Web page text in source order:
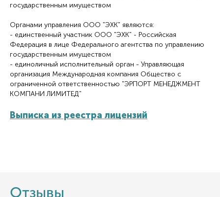
государственным имуществом
Органами управления ООО "ЭХК" являются:
- единственный участник ООО "ЭХК" - Российская
Федерация в лице Федерального агентства по управлению
государственным имуществом
- единоличный исполнительный орган - Управляющая
организация Международная компания Общество с
ограниченной ответственностью "ЭРПОРТ МЕНЕДЖМЕНТ
КОМПАНИ ЛИМИТЕД"
Выписка из реестра лицензий
Отзывы